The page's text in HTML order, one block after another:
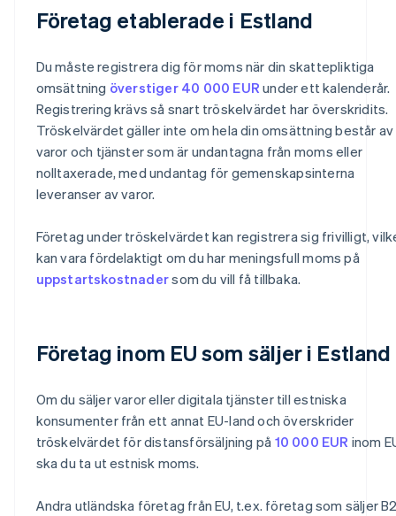
Företag etablerade i Estland
Du måste registrera dig för moms när din skattepliktiga
omsättning överstiger 40 000 EUR under ett kalenderår.
Registrering krävs så snart tröskelvärdet har överskridits.
Tröskelvärdet gäller inte om hela din omsättning består av
varor och tjänster som är undantagna från moms eller
nolltaxerade, med undantag för gemenskapsinterna
leveranser av varor.
Företag under tröskelvärdet kan registrera sig frivilligt,
kan vara fördelaktigt om du har meningsfull moms på
uppstartskostnadersom du vill få tillbaka.
Företag inom EU som säljer i Estland
Om du säljer varor eller digitala tjänster till estniska
konsumenter från ett annat EU-land och överskrider
tröskelvärdet för distansförsäljning på 10 000 EUR inom
ska du ta ut estnisk moms.
Andra utländska företag från EU, t.ex. företag som säljer